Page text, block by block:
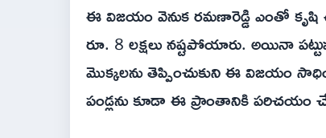
ఈ విజయం వెనుక రమణారెడ్డి ఎంతో
రూ. 8 లక్షలు నష్టపోయారు. అయినా
మొక్కలను తెప్పించుకుని ఈ విజయం
పండ్లను కూడా ఈ ప్రాంతానికి పరిచయం